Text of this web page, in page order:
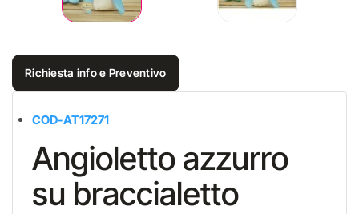
Richiesta info e Preventivo
COD-AT17271
Angioletto azzurro
su braccialetto